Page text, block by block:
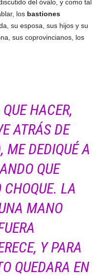
del óvalo, y como tal
los bastiones
su esposa, sus hijos y su
sus coprovincianos, los
HACER,
ATRÁS DE
ME DEDIQUÉ A
QUE
CHOQUE. LA
MANO
Y PARA
QUEDARA EN